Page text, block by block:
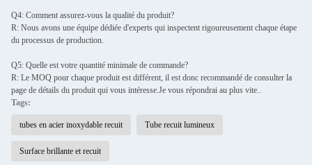
Q4: Comment assurez-vous la qualité du produit?
R: Nous avons une équipe dédiée d'experts qui inspectent rigoureusement chaque étape
du processus de production.
Q5: Quelle est votre quantité minimale de commande?
R: Le MOQ pour chaque produit est différent, il est donc recommandé de consulter la
page de détails du produit qui vous intéresse.Je vous répondrai au plus vite..
Tags:
tubes en acier inoxydable recuit Tube recuit lumineux
Surface brillante et recuit